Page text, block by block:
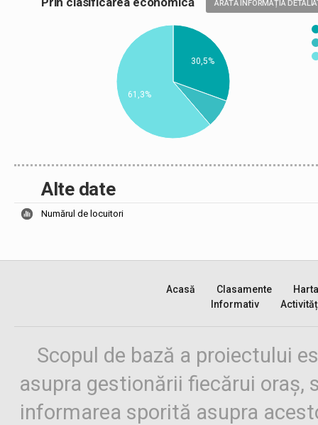
ARATĂ INFORMAȚIA
30,5%
61,3%
Alte date
Numărul de locuitori
Acasă Clasamente
Harta
Informativ
Scopul de bază a proiectului
asupra gestionării fiecărui oraș,
informarea sporită asupra